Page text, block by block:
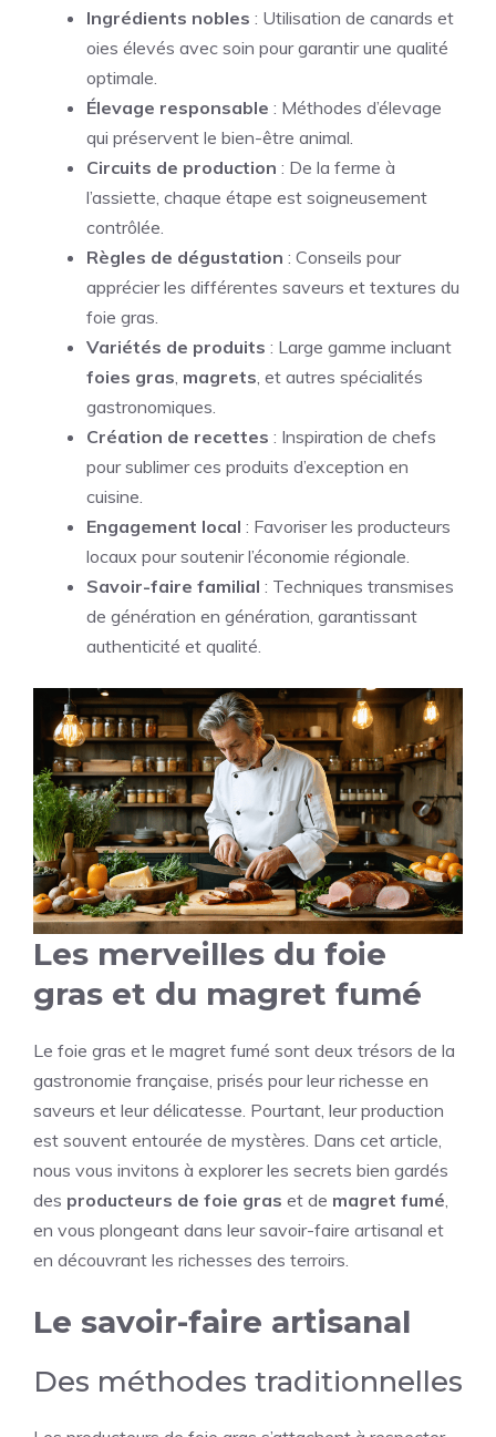
Ingrédients nobles : Utilisation de canards et
oies élevés avec soin pour garantir une qualité
optimale.
Élevage responsable : Méthodes d’élevage
qui préservent le bien-être animal.
Circuits de production : De la ferme à
l’assiette, chaque étape est soigneusement
contrôlée.
Règles de dégustation : Conseils pour
apprécier les différentes saveurs et textures du
foie gras.
Variétés de produits : Large gamme incluant
foies gras magrets , et autres spécialités
gastronomiques.
Création de recettes : Inspiration de chefs
pour sublimer ces produits d’exception en
cuisine.
Engagement local : Favoriser les producteurs
locaux pour soutenir l’économie régionale.
Savoir-faire familial : Techniques transmises
de génération en génération, garantissant
authenticité et qualité.
Les merveilles du foie
gras et du magret fumé
Le foie gras et le magret fumé sont deux trésors de la
gastronomie française, prisés pour leur richesse en
saveurs et leur délicatesse. Pourtant, leur production
est souvent entourée de mystères. Dans cet article,
nous vous invitons à explorer les secrets bien gardés
des producteurs de foie gras et de magret fumé
en vous plongeant dans leur savoir-faire artisanal et
en découvrant les richesses des terroirs.
Le savoir-faire artisanal
Des méthodes traditionnelles